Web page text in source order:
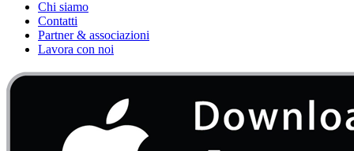
Chi siamo
Contatti
Partner & associazioni
Lavora con noi